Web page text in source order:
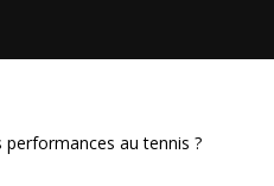
au tennis ?